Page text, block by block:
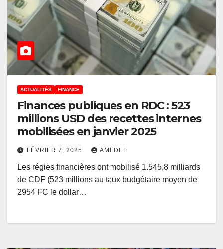
ACTUALITÉS FINANCE
Finances publiques en RDC : 523
millions USD des recettes internes
mobilisées en janvier 2025
FÉVRIER 7, 2025 AMEDEE
Les régies financières ont mobilisé 1.545,8 milliards
de CDF (523 millions au taux budgétaire moyen de
2954 FC le dollar…